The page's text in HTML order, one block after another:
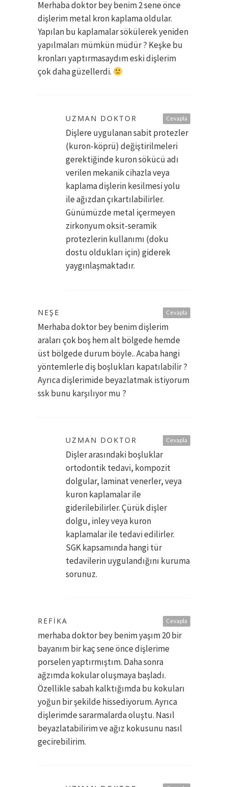
Merhaba doktor bey benim 2 sene önce
dişlerim metal kron kaplama oldular.
Yapılan bu kaplamalar sökülerek yeniden
yapılmaları mümkün müdür ? Keşke bu
kronları yaptırmasaydım eski dişlerim
çok daha güzellerdi.
Cevapla
UZMAN DOKTOR
Dişlere uygulanan sabit protezler
(kuron-köprü) değiştirilmeleri
gerektiğinde kuron sökücü adı
verilen mekanik cihazla veya
kaplama dişlerin kesilmesi yolu
ile ağızdan çıkartılabilirler.
Günümüzde metal içermeyen
zirkonyum oksit-seramik
protezlerin kullanımı (doku
dostu oldukları için) giderek
yaygınlaşmaktadır.
Cevapla
NEŞE
Merhaba doktor bey benim dişlerim
araları çok boş hem alt bölgede hemde
üst bölgede durum böyle.. Acaba hangi
yöntemlerle diş boşlukları kapatılabilir ?
Ayrıca dişlerimide beyazlatmak istiyorum
ssk bunu karşılıyor mu ?
Cevapla
UZMAN DOKTOR
Dişler arasındaki boşluklar
ortodontik tedavi, kompozit
dolgular, laminat venerler, veya
kuron kaplamalar ile
giderilebilirler. Çürük dişler
dolgu, inley veya kuron
kaplamalar ile tedavi edilirler.
SGK kapsamında hangi tür
tedavilerin uygulandığını kuruma
sorunuz.
Cevapla
REFIKA
merhaba doktor bey benim yaşım 20 bir
bayanım bir kaç sene önce dişlerime
porselen yaptırmıştım. Daha sonra
ağzımda kokular oluşmaya başladı.
Özellikle sabah kalktığımda bu kokuları
yoğun bir şekilde hissediyorum. Ayrıca
dişlerimde sararmalarda oluştu. Nasıl
beyazlatabilirim ve ağız kokusunu nasıl
gecirebilirim.